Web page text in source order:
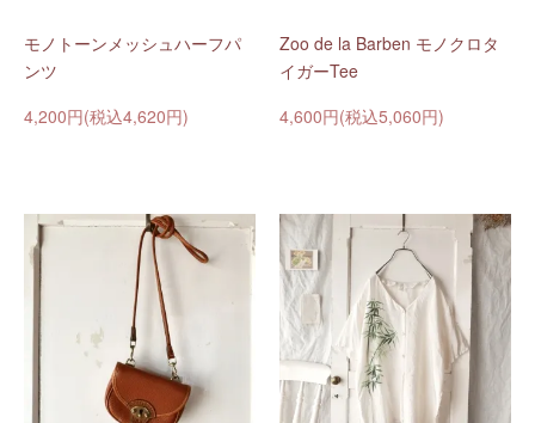
モノトーンメッシュハーフパ
ンツ
4,200円(税込4,620円)
Zoo de la Barben モノクロタ
イガーTee
4,600円(税込5,060円)